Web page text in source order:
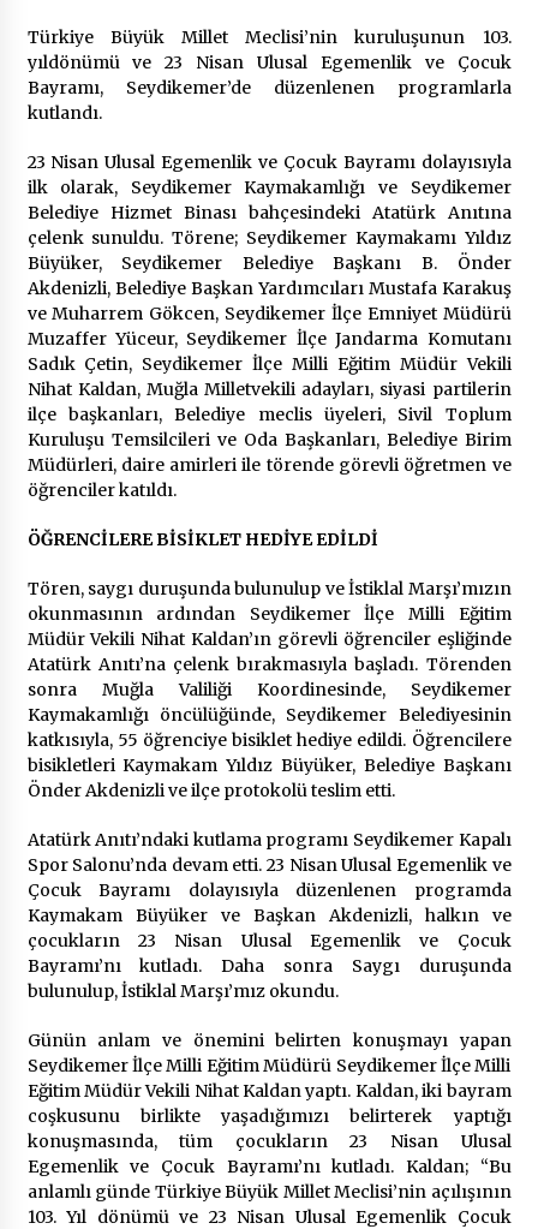
Seydikemer Belediye Meclisi Ekim Ayı
Toplantısı Yapıldı
“Hiç Kimse Kaçak Yapım Legalleşecek Ümidinde
2 yıl ago
Muğla’da Çoğunluk CHP’de
2 yıl ago
Türkiye Büyük Millet Meclisi’nin kuruluşunun 103.
yıldönümü ve 23 Nisan Ulusal Egemenlik ve Çocuk
Bayramı, Seydikemer’de düzenlenen programlarla
kutlandı.
23 Nisan Ulusal Egemenlik ve Çocuk Bayramı dolayısıyla
ilk olarak, Seydikemer Kaymakamlığı ve Seydikemer
Belediye Hizmet Binası bahçesindeki Atatürk Anıtına
çelenk sunuldu. Törene; Seydikemer Kaymakamı Yıldız
Büyüker, Seydikemer Belediye Başkanı B. Önder
Akdenizli, Belediye Başkan Yardımcıları Mustafa Karakuş
ve Muharrem Gökcen, Seydikemer İlçe Emniyet Müdürü
Muzaffer Yüceur, Seydikemer İlçe Jandarma Komutanı
Sadık Çetin, Seydikemer İlçe Milli Eğitim Müdür Vekili
Nihat Kaldan, Muğla Milletvekili adayları, siyasi partilerin
ilçe başkanları, Belediye meclis üyeleri, Sivil Toplum
Kuruluşu Temsilcileri ve Oda Başkanları, Belediye Birim
Müdürleri, daire amirleri ile törende görevli öğretmen ve
öğrenciler katıldı.
ÖĞRENCİLERE BİSİKLET HEDİYE EDİLDİ
Tören, saygı duruşunda bulunulup ve İstiklal Marşı’mızın
okunmasının ardından Seydikemer İlçe Milli Eğitim
Müdür Vekili Nihat Kaldan’ın görevli öğrenciler eşliğinde
Atatürk Anıtı’na çelenk bırakmasıyla başladı. Törenden
sonra Muğla Valiliği Koordinesinde, Seydikemer
Kaymakamlığı öncülüğünde, Seydikemer Belediyesinin
katkısıyla, 55 öğrenciye bisiklet hediye edildi. Öğrencilere
bisikletleri Kaymakam Yıldız Büyüker, Belediye Başkanı
Önder Akdenizli ve ilçe protokolü teslim etti.
Atatürk Anıtı’ndaki kutlama programı Seydikemer Kapalı
Spor Salonu’nda devam etti. 23 Nisan Ulusal Egemenlik ve
Çocuk Bayramı dolayısıyla düzenlenen programda
Kaymakam Büyüker ve Başkan Akdenizli, halkın ve
çocukların 23 Nisan Ulusal Egemenlik ve Çocuk
Bayramı’nı kutladı. Daha sonra Saygı duruşunda
bulunulup, İstiklal Marşı’mız okundu.
Günün anlam ve önemini belirten konuşmayı yapan
Seydikemer İlçe Milli Eğitim Müdürü Seydikemer İlçe Milli
Eğitim Müdür Vekili Nihat Kaldan yaptı. Kaldan, iki bayram
coşkusunu birlikte yaşadığımızı belirterek yaptığı
konuşmasında, tüm çocukların 23 Nisan Ulusal
Egemenlik ve Çocuk Bayramı’nı kutladı. Kaldan; “Bu
anlamlı günde Türkiye Büyük Millet Meclisi’nin açılışının
103. Yıl dönümü ve 23 Nisan Ulusal Egemenlik Çocuk